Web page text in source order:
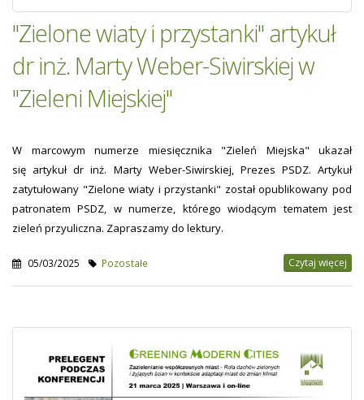
"Zielone wiaty i przystanki" artykuł
dr inż. Marty Weber-Siwirskiej w
"Zieleni Miejskiej"
W marcowym numerze miesięcznika "Zieleń Miejska" ukazał
się artykuł dr inż. Marty Weber-Siwirskiej, Prezes PSDZ. Artykuł
zatytułowany "Zielone wiaty i przystanki" został opublikowany pod
patronatem PSDZ, w numerze, którego wiodącym tematem jest
zieleń przyuliczna. Zapraszamy do lektury.
05/03/2025 Pozostałe Czytaj więcej